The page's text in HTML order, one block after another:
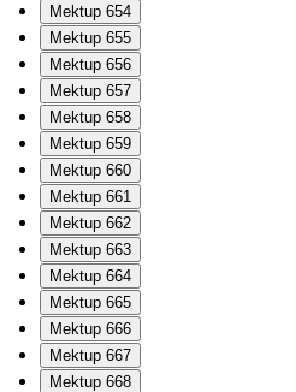
Mektup 654
Mektup 655
Mektup 656
Mektup 657
Mektup 658
Mektup 659
Mektup 660
Mektup 661
Mektup 662
Mektup 663
Mektup 664
Mektup 665
Mektup 666
Mektup 667
Mektup 668